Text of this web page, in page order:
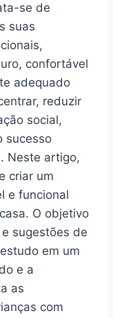
se de
suas
confortável
adequado
reduzir
social,
sucesso
Neste artigo,
criar um
e funcional
O objetivo
sugestões de
em um
e a
as
com